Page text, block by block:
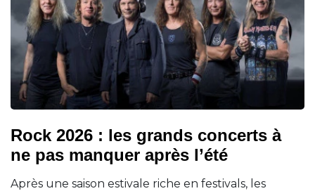
Rock 2026 : les grands concerts à
ne pas manquer après l’été
Après une saison estivale riche en festivals, les